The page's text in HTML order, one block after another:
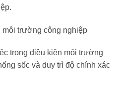
môi trường công nghiệp
trong điều kiện môi trường
sốc và duy trì độ chính xác